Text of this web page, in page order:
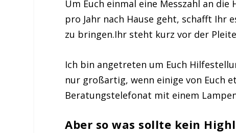
Um Euch einmal eine Messzahl an
pro Jahr nach Hause geht, schafft Ihr
zu bringen.Ihr steht kurz vor der
Ich bin angetreten um Euch
nur großartig, wenn einige von Euch
Beratungstelefonat mit einem
Aber so was sollte kein